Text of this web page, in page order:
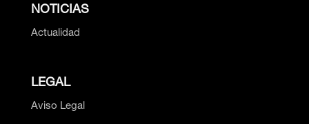
NOTICIAS
Actualidad
LEGAL
Aviso Legal